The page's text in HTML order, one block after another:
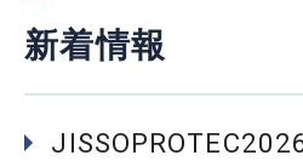
新着情報